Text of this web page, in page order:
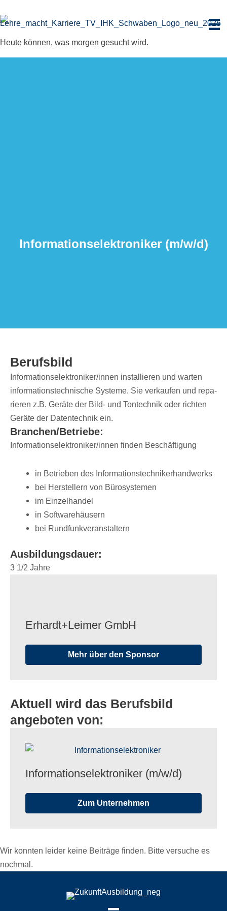
Inhalt
Heute können, was morgen gesucht wird.
Infor­ma­ti­ons­elek­tro­ni­ker (m/​w/​d)
Berufs­bild
Informationselektroniker/​innen instal­lie­ren und warten
infor­ma­ti­ons­tech­ni­sche Systeme. Sie verkau­fen und repa­
rie­ren z.B. Geräte der Bild- und Tontech­nik oder rich­ten
Geräte der Daten­tech­nik ein.
Branchen/​Betriebe:
Informationselektroniker/​innen finden Beschäftigung
in Betrie­ben des Informationstechnikerhandwerks
bei Herstel­lern von Bürosystemen
im Einzel­han­del
in Soft­ware­häu­sern
bei Rund­funk­ver­an­stal­tern
Ausbil­dungs­dauer:
3 1/​2 Jahre
Erhardt+Leimer GmbH
Mehr über den Sponsor
Aktuell wird das Berufsbild
angeboten von:
Infor­ma­ti­ons­elek­tro­ni­ker (m/​w/​d)
Zum Unternehmen
Wir konnten leider keine Beiträge finden. Bitte versuche es
nochmal.